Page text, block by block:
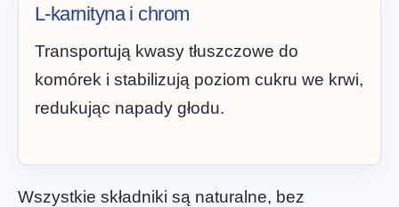
L-karnityna i chrom
Transportują kwasy tłuszczowe do
komórek i stabilizują poziom cukru we krwi,
redukując napady głodu.
Wszystkie składniki są naturalne, bez